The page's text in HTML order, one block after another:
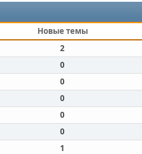
Новые темы
2
0
0
0
0
0
1